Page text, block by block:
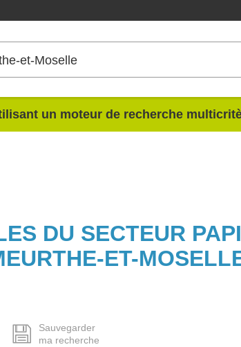
et-Moselle
un moteur de recherche
DU SECTEUR
ET-
Sauvegarder
ma recherche